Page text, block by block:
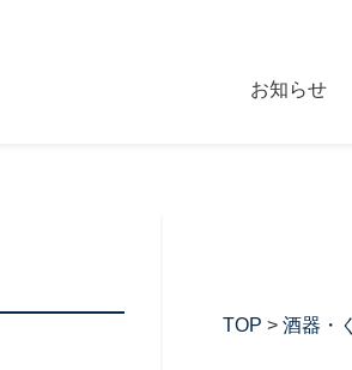
お知らせ
TOP > 酒器・